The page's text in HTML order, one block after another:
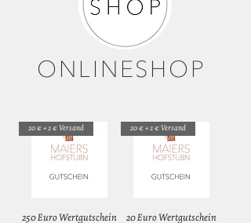
ONLINESHOP
20 € + 2 € Versand
250 Euro Wertgutschein
20 € + 2 € Versand
20 Euro Wertgutschein